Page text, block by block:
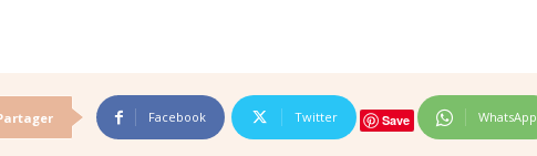
Facebook Twitter Save WhatsApp